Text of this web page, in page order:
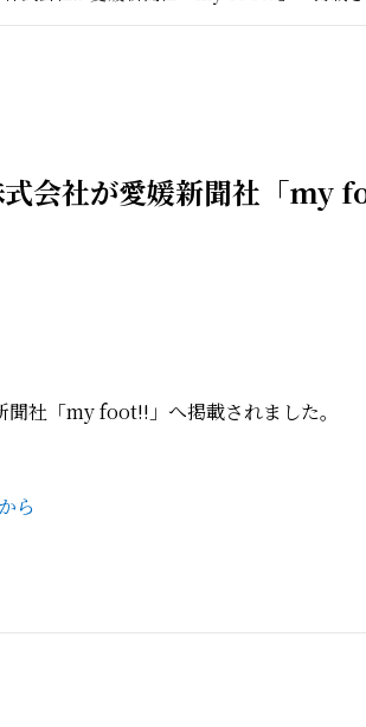
式会社が愛媛新聞社「my
社「my foot!!」へ掲載されました。
ら